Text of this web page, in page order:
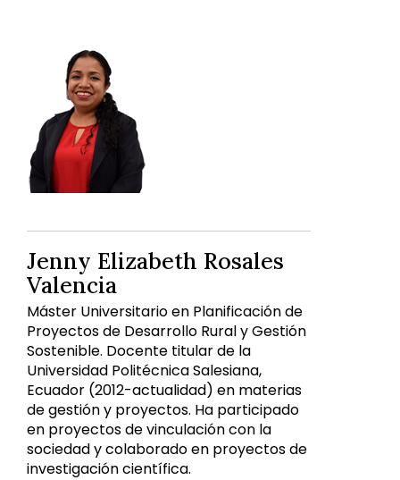
Jenny Elizabeth Rosales
Valencia
Máster Universitario en Planificación de
Proyectos de Desarrollo Rural y Gestión
Sostenible. Docente titular de la
Universidad Politécnica Salesiana,
Ecuador (2012-actualidad) en materias
de gestión y proyectos. Ha participado
en proyectos de vinculación con la
sociedad y colaborado en proyectos de
investigación científica.